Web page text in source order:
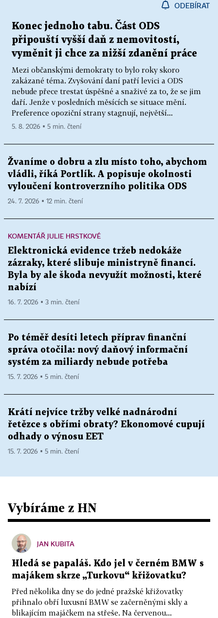
ODEBÍRAT
Konec jednoho tabu. Část ODS
připouští vyšší daň z nemovitostí,
vyměnit ji chce za nižší zdanění práce
Mezi občanskými demokraty to bylo roky skoro
zakázané téma. Zvyšování daní patří levici a ODS
nebude přece trestat úspěšné a snaživé za to, že se jim
daří. Jenže v posledních měsících se situace mění.
Preference opoziční strany stagnují, největší...
5. 8. 2026 ▪ 5 min. čtení
Žvaníme o dobru a zlu místo toho, abychom
vládli, říká Portlík. A popisuje okolnosti
vyloučení kontroverzního politika ODS
24. 7. 2026 ▪ 12 min. čtení
KOMENTÁŘ JULIE HRSTKOVÉ
Elektronická evidence tržeb nedokáže
zázraky, které slibuje ministryně financí.
Byla by ale škoda nevyužít možnosti, které
nabízí
16. 7. 2026 ▪ 3 min. čtení
Po téměř desíti letech příprav finanční
správa otočila: nový daňový informační
systém za miliardy nebude potřeba
15. 7. 2026 ▪ 5 min. čtení
Krátí nejvíce tržby velké nadnárodní
řetězce s obřími obraty? Ekonomové cupují
odhady o výnosu EET
15. 7. 2026 ▪ 5 min. čtení
Vybíráme z HN
JAN KUBITA
Hledá se papaláš. Kdo jel v černém BMW s
majákem skrze „Turkovu“ křižovatku?
Před několika dny se do jedné pražské křižovatky
přihnalo obří luxusní BMW se začerněnými skly a
blikajícím majáčkem na střeše. Na červenou...